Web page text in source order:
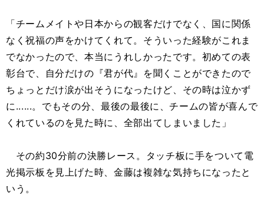
「チームメイトや日本からの観客だけでなく、国に関係
なく祝福の声をかけてくれて。そういった経験がこれま
でなかったので、本当にうれしかったです。初めての表
彰台で、自分だけの『君が代』を聞くことができたので
ちょっとだけ涙が出そうになったけど、その時は泣かず
に......。でもその分、最後の最後に、チームの皆が喜んで
くれているのを見た時に、全部出てしまいました」
その約30分前の決勝レース。タッチ板に手をついて電
光掲示板を見上げた時、金藤は複雑な気持ちになったと
いう。